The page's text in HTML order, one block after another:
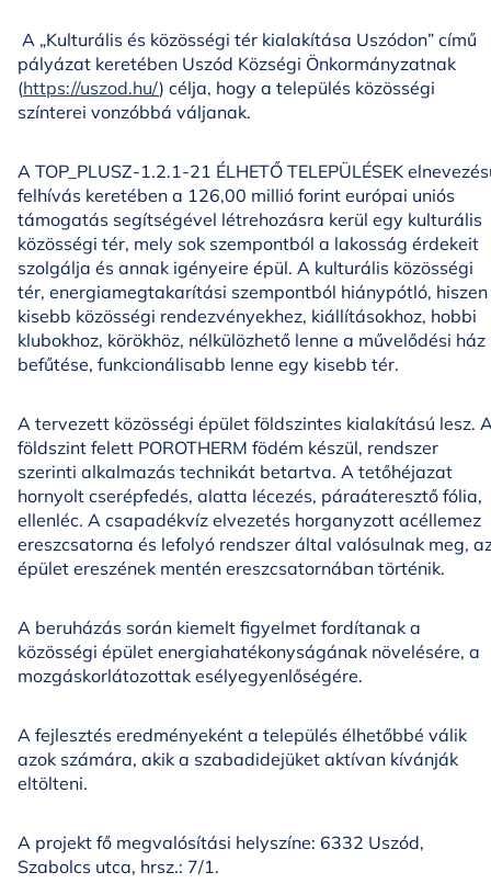
A „Kulturális és közösségi tér kialakítása Uszódon” című
pályázat keretében Uszód Községi Önkormányzatnak
(https://uszod.hu/) célja, hogy a település közösségi
színterei vonzóbbá váljanak.
A TOP_PLUSZ-1.2.1-21 ÉLHETŐ TELEPÜLÉSEK
felhívás keretében a 126,00 millió forint európai uniós
támogatás segítségével létrehozásra kerül egy kulturális
közösségi tér, mely sok szempontból a lakosság érdekeit
szolgálja és annak igényeire épül. A kulturális közösségi
tér, energiamegtakarítási szempontból hiánypótló, hiszen
kisebb közösségi rendezvényekhez, kiállításokhoz, hobbi
klubokhoz, körökhöz, nélkülözhető lenne a művelődési ház
befűtése, funkcionálisabb lenne egy kisebb tér.
A tervezett közösségi épület földszintes kialakítású lesz.
földszint felett POROTHERM födém készül, rendszer
szerinti alkalmazás technikát betartva. A tetőhéjazat
hornyolt cserépfedés, alatta lécezés, páraáteresztő fólia,
ellenléc. A csapadékvíz elvezetés horganyzott acéllemez
ereszcsatorna és lefolyó rendszer által valósulnak meg,
épület ereszének mentén ereszcsatornában történik.
A beruházás során kiemelt figyelmet fordítanak a
közösségi épület energiahatékonyságának növelésére, a
mozgáskorlátozottak esélyegyenlőségére.
A fejlesztés eredményeként a település élhetőbbé válik
azok számára, akik a szabadidejüket aktívan kívánják
eltölteni.
A projekt fő megvalósítási helyszíne: 6332 Uszód,
Szabolcs utca, hrsz.: 7/1.